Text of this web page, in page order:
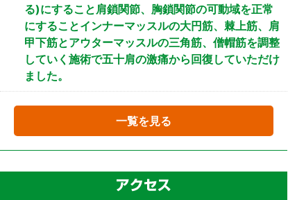
る)にすること肩鎖関節、胸鎖関節の可動域を正常
にすることインナーマッスルの大円筋、棘上筋、肩
甲下筋とアウターマッスルの三角筋、僧帽筋を調整
していく施術で五十肩の激痛から回復していただけ
ました。
一覧を見る